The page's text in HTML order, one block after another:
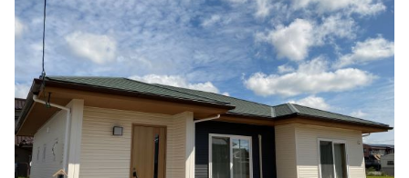
モデルハウス検索・見学予約
シミュレーション
キャンペーン・ コラボ情報